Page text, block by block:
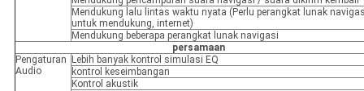
Mendukung lalu lintas waktu nyata (Perlu perangkat lunak
untuk mendukung, internet)
Mendukung beberapa perangkat lunak navigasi
persamaan
Pengaturan
Audio
Lebih banyak kontrol simulasi EQ
kontrol keseimbangan
Kontrol akustik